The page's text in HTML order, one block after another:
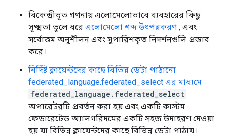
বিকেন্দ্রীভূত গণনায় এলোমেলোভাবে ব্যবহারের কিছু
সূক্ষ্মতা তুলে ধরে এলোমেলো শব্দ উৎপন্নকরণ, এবং
সর্বোত্তম অনুশীলন এবং সুপারিশকৃত নিদর্শনগুলি প্রস্তাব
করে।
নির্দিষ্ট ক্লায়েন্টদের কাছে বিভিন্ন ডেটা পাঠানো
federated_language.federated_select এর মাধ্যমে
federated_language.federated_select
অপারেটরটি প্রবর্তন করা হয় এবং একটি কাস্টম
ফেডারেটেড অ্যালগরিদমের একটি সহজ উদাহরণ দেওয়া
হয় যা বিভিন্ন ক্লায়েন্টদের কাছে বিভিন্ন ডেটা পাঠায়।